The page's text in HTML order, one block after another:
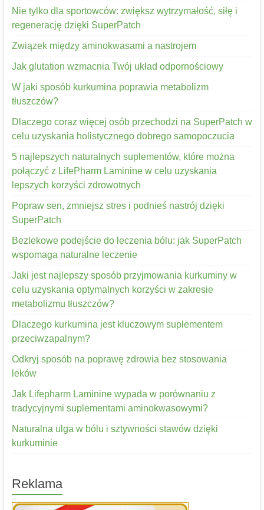
Nie tylko dla sportowców: zwiększ wytrzymałość, siłę i
regenerację dzięki SuperPatch
Związek między aminokwasami a nastrojem
Jak glutation wzmacnia Twój układ odpornościowy
W jaki sposób kurkumina poprawia metabolizm
tłuszczów?
Dlaczego coraz więcej osób przechodzi na SuperPatch w
celu uzyskania holistycznego dobrego samopoczucia
5 najlepszych naturalnych suplementów, które można
połączyć z LifePharm Laminine w celu uzyskania
lepszych korzyści zdrowotnych
Popraw sen, zmniejsz stres i podnieś nastrój dzięki
SuperPatch
Bezlekowe podejście do leczenia bólu: jak SuperPatch
wspomaga naturalne leczenie
Jaki jest najlepszy sposób przyjmowania kurkuminy w
celu uzyskania optymalnych korzyści w zakresie
metabolizmu tłuszczów?
Dlaczego kurkumina jest kluczowym suplementem
przeciwzapalnym?
Odkryj sposób na poprawę zdrowia bez stosowania
leków
Jak Lifepharm Laminine wypada w porównaniu z
tradycyjnymi suplementami aminokwasowymi?
Naturalna ulga w bólu i sztywności stawów dzięki
kurkuminie
Reklama